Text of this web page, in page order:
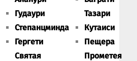
Гудаури
Степанцминда
Гергети
Святая
Тазари
Кутаиси
Пещера
Прометея